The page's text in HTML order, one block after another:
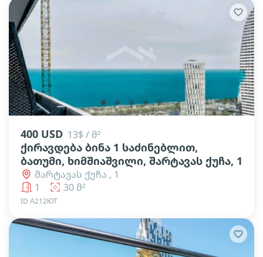
lens lens lens lens lens
400 USD 13$ / მ²
ქირავდება ბინა 1 საძინებლით,
ბათუმი, ხიმშიაშვილი, შარტავას ქუჩა, 1
შარტავას ქუჩა , 1
1
30 მ²
ID А212ЮТ